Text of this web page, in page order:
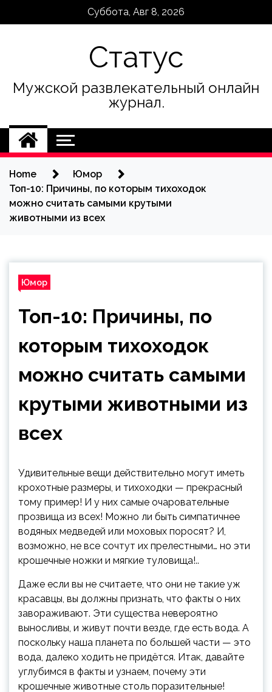
Суббота, Авг 8, 2026
Статус
Мужской развлекательный онлайн
журнал.
Home
Юмор
Топ-10: Причины, по которым тихоходок
можно считать самыми крутыми
животными из всех
Юмор
Топ-10: Причины, по
которым тихоходок
можно считать самыми
крутыми животными из
всех
Удивительные вещи действительно могут иметь
крохотные размеры, и тихоходки — прекрасный
тому пример! И у них самые очаровательные
прозвища из всех! Можно ли быть симпатичнее
водяных медведей или моховых поросят? И,
возможно, не все сочтут их прелестными… но эти
крошечные ножки и мягкие туловища!..
Даже если вы не считаете, что они не такие уж
красавцы, вы должны признать, что факты о них
завораживают. Эти существа невероятно
выносливы, и живут почти везде, где есть вода. А
поскольку наша планета по большей части — это
вода, далеко ходить не придётся. Итак, давайте
углубимся в факты и узнаем, почему эти
крошечные животные столь поразительные!